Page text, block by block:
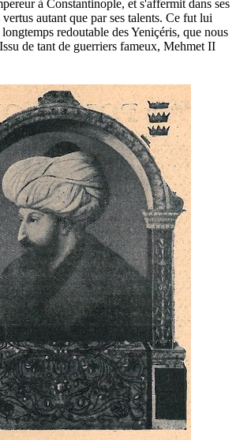
à Constantinople, et s'affermit dans ses
autant que par ses talents. Ce fut lui
redoutable des Yeniçéris, que nous
de tant de guerriers fameux, Mehmet II